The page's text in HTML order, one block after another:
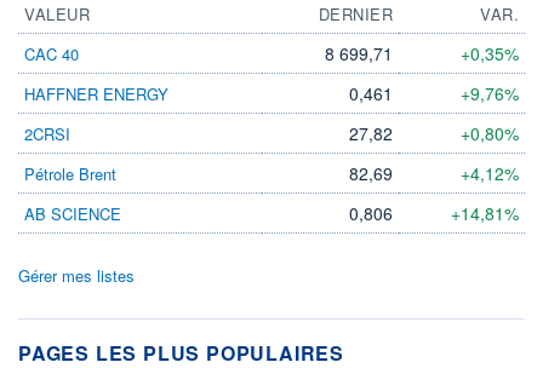
VALEUR DERNIER
VAR.
CAC 40
8 699,71 +0,35%
HAFFNER ENERGY 0,461 +9,76%
2CRSI 27,82 +0,80%
Pétrole Brent 82,69 +4,12%
AB SCIENCE 0,806 +14,81%
Gérer mes listes
PAGES LES PLUS POPULAIRES